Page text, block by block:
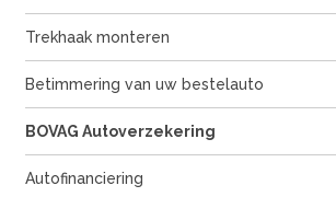
Trekhaak monteren
Betimmering van uw bestelauto
BOVAG Autoverzekering
Autofinanciering